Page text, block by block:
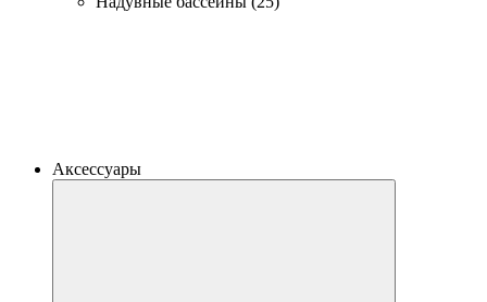
Аксессуары